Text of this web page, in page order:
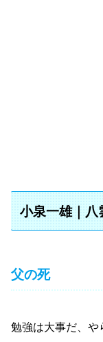
小泉一雄｜八
父の死
勉強は大事だ、や